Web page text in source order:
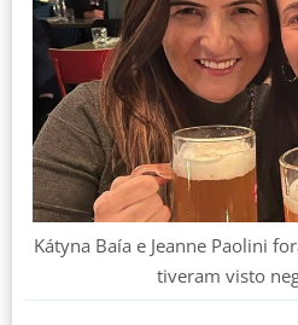
Kátyna Baía e Jeanne Paolini
tiveram visto